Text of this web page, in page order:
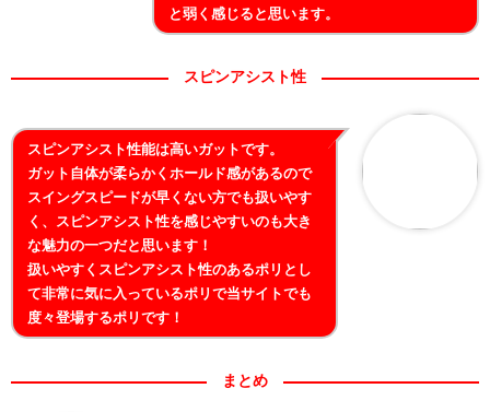
と弱く感じると思います。
スピンアシスト性
スピンアシスト性能は高いガットです。
ガット自体が柔らかくホールド感があるので
スイングスピードが早くない方でも扱いやす
く、スピンアシスト性を感じやすいのも大き
な魅力の一つだと思います！
扱いやすくスピンアシスト性のあるポリとし
て非常に気に入っているポリで当サイトでも
度々登場するポリです！
まとめ